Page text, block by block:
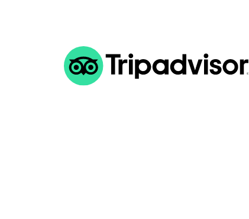
here was a great choice. They grouped us according to
a good/appropriate experience. The guides were great,
corals, and sea life. I would definitely dive with them